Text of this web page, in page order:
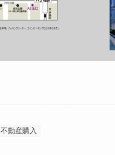
不動産購入